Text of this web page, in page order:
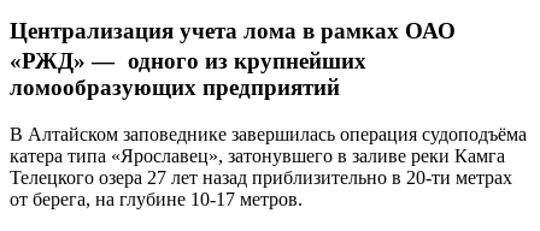
Централизация учета лома в рамках ОАО
«РЖД» — одного из крупнейших
ломообразующих предприятий
В Алтайском заповеднике завершилась операция судоподъёма
катера типа «Ярославец», затонувшего в заливе реки Камга
Телецкого озера 27 лет назад приблизительно в 20-ти метрах
от берега, на глубине 10-17 метров.